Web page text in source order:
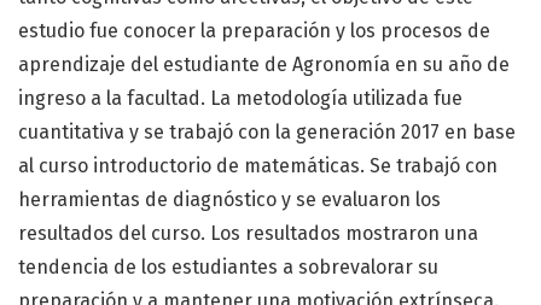
estudio fue conocer la preparación y los procesos de
aprendizaje del estudiante de Agronomía en su año de
ingreso a la facultad. La metodología utilizada fue
cuantitativa y se trabajó con la generación 2017 en base
al curso introductorio de matemáticas. Se trabajó con
herramientas de diagnóstico y se evaluaron los
resultados del curso. Los resultados mostraron una
tendencia de los estudiantes a sobrevalorar su